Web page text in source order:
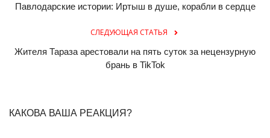
Павлодарские истории: Иртыш в душе, корабли в сердце
СЛЕДУЮЩАЯ СТАТЬЯ
Жителя Тараза арестовали на пять суток за нецензурную
брань в TikTok
КАКОВА ВАША РЕАКЦИЯ?